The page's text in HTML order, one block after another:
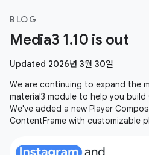
BLOG
Media3 1.10 is out
Updated 2026년 3월 30일
We are continuing to expand the
material3 module to help you
We've added a new Player
ContentFrame with customizable